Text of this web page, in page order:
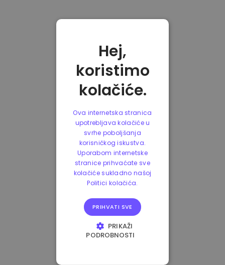
Hej,
koristimo
kolačiće.
Ova internetska stranica
upotrebljava kolačiće u
svrhe poboljšanja
korisničkog iskustva.
Uporabom internetske
stranice prihvaćate sve
kolačiće sukladno našoj
Politici kolačića.
PRIHVATI SVE
PRIKAŽI
PODROBNOSTI